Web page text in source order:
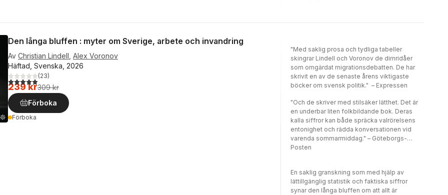
Den långa bluffen : myter om Sverige, arbete och invandring
Av Christian Lindell Alex Voronov
Häftad, Svenska, 2026
4,9utav 5 stjärnor. Totalt antal röster:
(23)
239 kr309 kr
Förboka
Förboka
"Med saklig prosa och tydliga tabeller
skingrar Lindell och Voronov de dimridåer
som omgärdat migrationsdebatten. De har
skrivit en av de senaste årens viktigaste
böcker om svensk politik." – Expressen
"Och de skriver med stilsäker lätthet. Det är
en underbar liten folkbildande bok. Deras
kalla siffror kan både spräcka valrörelsens
entonighet och rädda konversationen vid
varenda sommarmiddag." – Göteborgs-
Posten
En saklig granskning som med hjälp av
lättillgänglig statistik och faktiska siffror
synar den långa bluffen om att allt är